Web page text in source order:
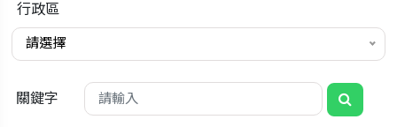
行政區
請選擇
關鍵字